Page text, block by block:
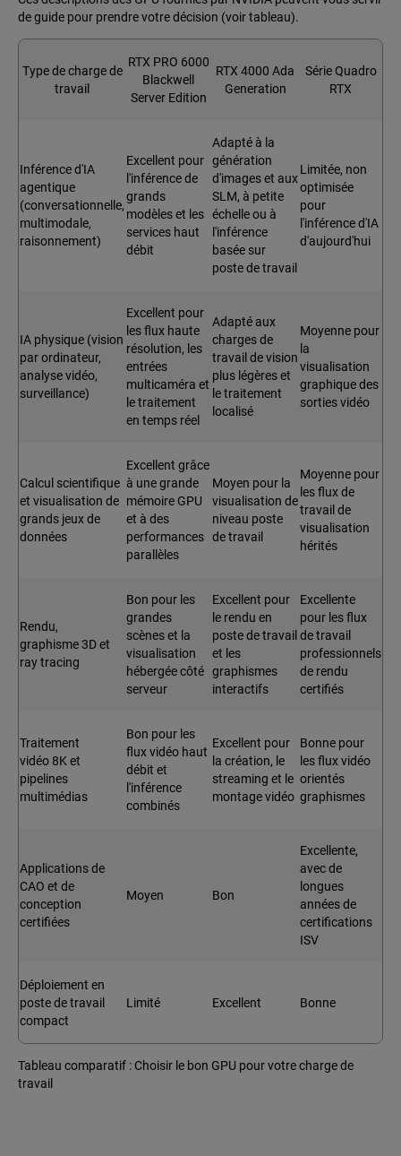
de guide pour prendre votre décision (voir tableau).
Type de charge de
travail
RTX PRO 6000
Blackwell
Server Edition
RTX 4000 Ada
Generation
Série Quadro
RTX
Inférence d'IA
agentique
(conversationnelle,
multimodale,
raisonnement)
Excellent pour
l'inférence de
grands
modèles et les
services haut
débit
Adapté à la
génération
d'images et aux
SLM, à petite
échelle ou à
l'inférence
basée sur
poste de travail
Limitée, non
optimisée
pour
l'inférence d'IA
d'aujourd'hui
IA physique (vision
par ordinateur,
analyse vidéo,
surveillance)
Excellent pour
les flux haute
résolution, les
entrées
multicaméra et
le traitement
en temps réel
Adapté aux
charges de
travail de vision
plus légères et
le traitement
localisé
Moyenne pour
la
visualisation
graphique des
sorties vidéo
Calcul scientifique
et visualisation de
grands jeux de
données
Excellent grâce
à une grande
mémoire GPU
et à des
performances
parallèles
Moyen pour la
visualisation de
niveau poste
de travail
Moyenne pour
les flux de
travail de
visualisation
hérités
Rendu,
graphisme 3D et
ray tracing
Bon pour les
grandes
scènes et la
visualisation
hébergée côté
serveur
Excellent pour
le rendu en
poste de travail
et les
graphismes
interactifs
Excellente
pour les flux
de travail
professionnels
de rendu
certifiés
Traitement
vidéo 8K et
pipelines
multimédias
Bon pour les
flux vidéo haut
débit et
l'inférence
combinés
Excellent pour
la création, le
streaming et le
montage vidéo
Bonne pour
les flux vidéo
orientés
graphismes
Applications de
CAO et de
conception
certifiées
Moyen Bon
Excellente,
avec de
longues
années de
certifications
ISV
Déploiement en
poste de travail
compact
Limité Excellent Bonne
Tableau comparatif : Choisir le bon GPU pour votre charge de
travail